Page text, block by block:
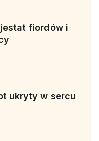
fiordów i
ukryty w sercu